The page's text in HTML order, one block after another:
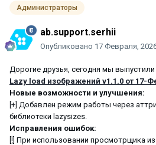
Администраторы
ab.support.serhii
Опубликовано 17 Февраля,
Дорогие друзья, сегодня мы
Lazy load изображений v1.1.0 от 17-
Новые возможности и улучшения:
[+] Добавлен режим работы через
библиотеки lazysizes.
Исправления ошибок:
[!] При использовании просмотрщика